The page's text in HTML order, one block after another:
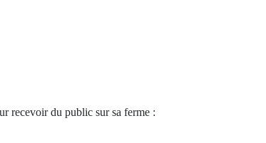
recevoir du public sur sa ferme :